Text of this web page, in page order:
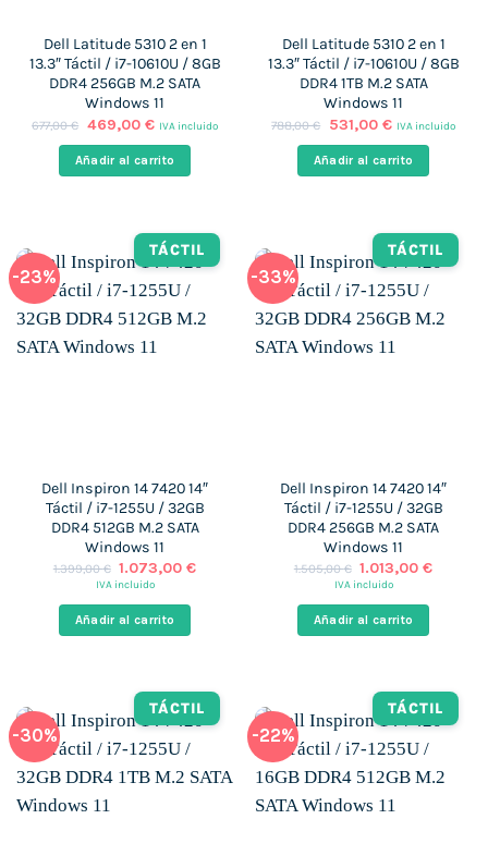
Dell Latitude 5310 2 en 1
13.3″ Táctil / i7-10610U / 8GB
DDR4 256GB M.2 SATA
Windows 11
677,00€ El
original
era:
469,00 €El
actual
es:
IVA incluido
Añadir al carrito
Dell Latitude 5310 2 en 1
13.3″ Táctil / i7-10610U / 8GB
DDR4 1TB M.2 SATA
Windows 11
788,00€
El
original
era:
531,00 €El
actual
es:
IVA incluido
Añadir al carrito
-23%
TÁCTIL
Dell Inspiron 14 7420 14″
Táctil / i7-1255U / 32GB
DDR4 512GB M.2 SATA
Windows 11
1.399,00€ El
precio
era:
1.399,00 €.
1.073,00€El
IVA incluido
Añadir al carrito
-33%
TÁCTIL
Dell Inspiron 14 7420 14″
Táctil / i7-1255U / 32GB
DDR4 256GB M.2 SATA
Windows 11
1.505,00€ El
precio
era:
1.505,00 €.
1.013,00€El
IVA incluido
Añadir al carrito
-30%
TÁCTIL
-22%
TÁCTIL